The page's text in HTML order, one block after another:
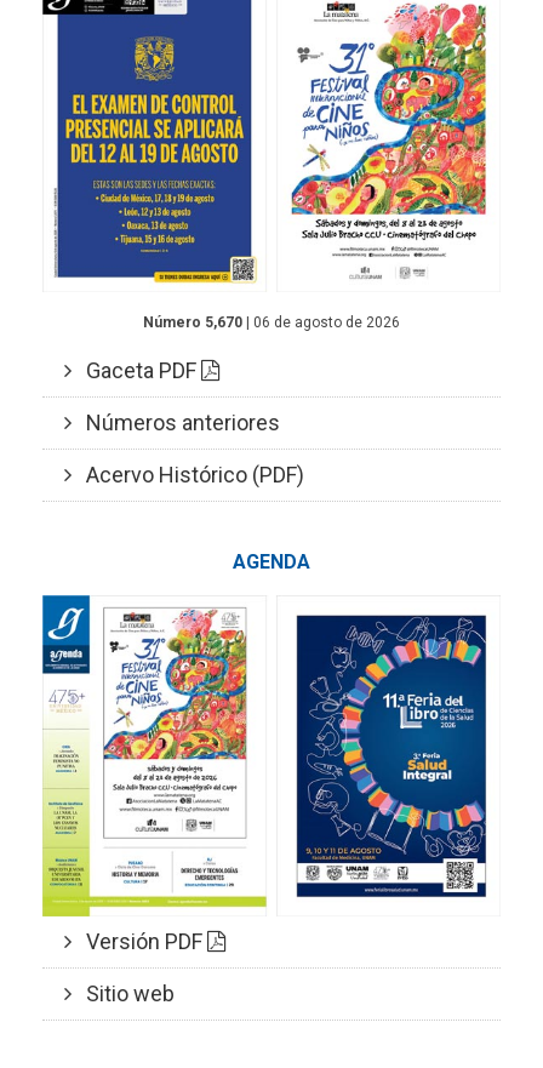
Número 5,670 | 06 de agosto de 2026
Gaceta PDF
Números anteriores
Acervo Histórico (PDF)
AGENDA
Versión PDF
Sitio web